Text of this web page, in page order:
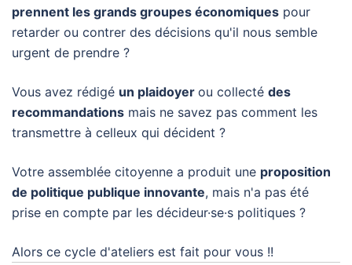
prennent les grands groupes économiques pour
retarder ou contrer des décisions qu'il nous semble
urgent de prendre ?
Vous avez rédigé un plaidoyer ou collecté des
recommandations mais ne savez pas comment les
transmettre à celleux qui décident ?
Votre assemblée citoyenne a produit une proposition
de politique publique innovante, mais n'a pas été
prise en compte par les décideur·se·s politiques ?
Alors ce cycle d'ateliers est fait pour vous !!